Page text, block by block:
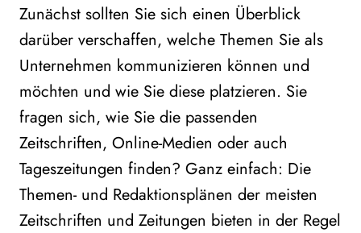
Zunächst sollten Sie sich einen Überblick
darüber verschaffen, welche Themen Sie als
Unternehmen kommunizieren können und
möchten und wie Sie diese platzieren. Sie
fragen sich, wie Sie die passenden
Zeitschriften, Online-Medien oder auch
Tageszeitungen finden? Ganz einfach: Die
Themen- und Redaktionsplänen der meisten
Zeitschriften und Zeitungen bieten in der Regel